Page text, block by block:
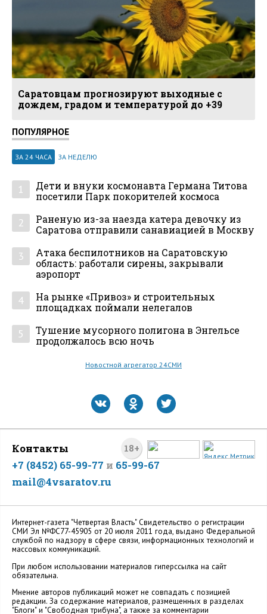
Саратовцам прогнозируют выходные с
дождем, градом и температурой до +39
ПОПУЛЯРНОЕ
ЗА 24 ЧАСА ЗА НЕДЕЛЮ
1
Дети и внуки космонавта Германа Титова
посетили Парк покорителей космоса
2
Раненую из-за наезда катера девочку из
Саратова отправили санавиацией в Москву
3
Атака беспилотников на Саратовскую
область: работали сирены, закрывали
аэропорт
4
На рынке «Привоз» и строительных
площадках поймали нелегалов
5
Тушение мусорного полигона в Энгельсе
продолжалось всю ночь
Новостной агрегатор 24СМИ
18+
Контакты
+7 (8452) 65-99-77 и 65-99-67
mail@4vsaratov.ru
Интернет-газета "Четвертая Власть" Cвидетельство о регистрации
СМИ Эл №ФС77-45905 от 20 июля 2011 года, выдано Федеральной
службой по надзору в сфере связи, информационных технологий и
массовых коммуникаций.
При любом использовании материалов гиперссылка на сайт
обязательна.
Мнение авторов публикаций может не совпадать с позицией
редакции. За содержание материалов, размещенных в разделах
"Блоги" и "Свободная трибуна", а также за комментарии